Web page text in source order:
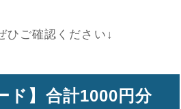
ひご確認ください↓
ド】合計1000円分